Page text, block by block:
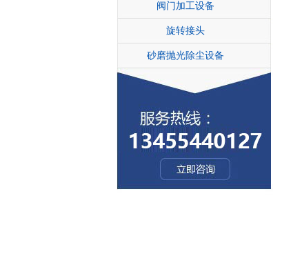
阀门加工设备
旋转接头
砂磨抛光除尘设备